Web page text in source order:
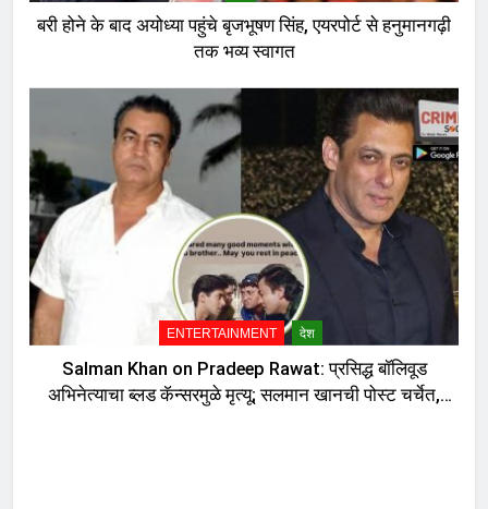
बरी होने के बाद अयोध्या पहुंचे बृजभूषण सिंह, एयरपोर्ट से हनुमानगढ़ी
तक भव्य स्वागत
ENTERTAINMENT देश
Salman Khan on Pradeep Rawat: प्रसिद्ध बॉलिवूड
अभिनेत्याचा ब्लड कॅन्सरमुळे मृत्यू; सलमान खानची पोस्ट चर्चेत,